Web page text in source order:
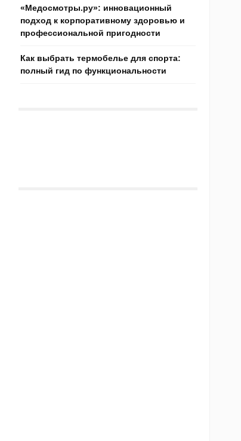
«Медосмотры.ру»: инновационный
подход к корпоративному здоровью и
профессиональной пригодности
Как выбрать термобелье для спорта:
полный гид по функциональности